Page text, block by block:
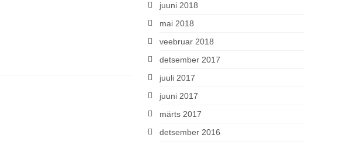
juuni 2018
mai 2018
veebruar 2018
detsember 2017
juuli 2017
juuni 2017
märts 2017
detsember 2016